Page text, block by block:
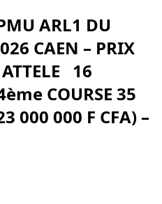
ARL1 DU
CAEN – PRIX
16
COURSE 35
000 000 F CFA) –